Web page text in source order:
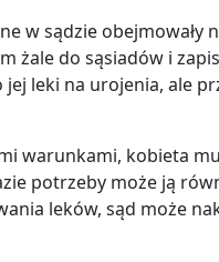
w sądzie obejmowały
żale do sąsiadów i
leki na urojenia, ale
warunkami, kobieta
potrzeby może ją
leków, sąd może